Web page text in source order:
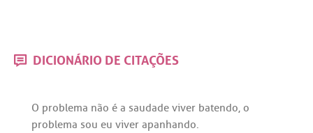
DICIONÁRIO DE CITAÇÕES
O problema não é a saudade viver batendo, o
problema sou eu viver apanhando.